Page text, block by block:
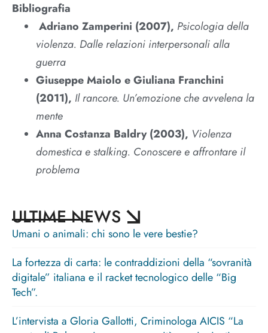
Bibliografia
Adriano Zamperini (2007), Psicologia della
violenza. Dalle relazioni interpersonali alla
guerra
Giuseppe Maiolo e Giuliana Franchini
(2011), Il rancore. Un’emozione che avvelena la
mente
Anna Costanza Baldry (2003), Violenza
domestica e stalking. Conoscere e affrontare il
problema
ULTIME NEWS
Umani o animali: chi sono le vere bestie?
La fortezza di carta: le contraddizioni della “sovranità
digitale” italiana e il racket tecnologico delle “Big
Tech”.
L’intervista a Gloria Gallotti, Criminologa AICIS “La